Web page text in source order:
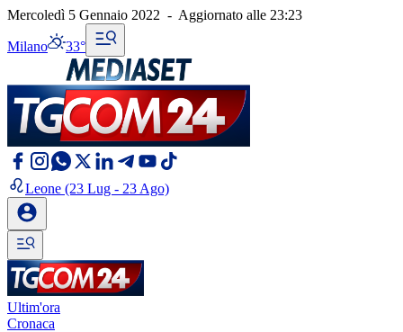
Mercoledì 5 Gennaio 2022 - Aggiornato alle 23:23
Milano 33°
Leone (23 Lug - 23 Ago)
Ultim'ora
Cronaca